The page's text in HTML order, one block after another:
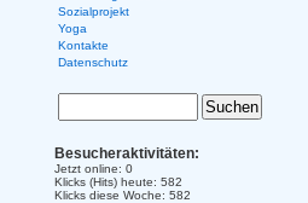
Sozialprojekt
Yoga
Kontakte
Datenschutz
Besucheraktivitäten:
Jetzt online: 0
Klicks (Hits) heute: 582
Klicks diese Woche: 582